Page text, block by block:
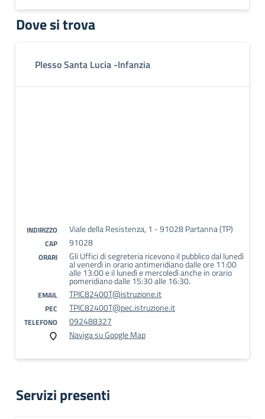
Dove si trova
Plesso Santa Lucia -Infanzia
INDIRIZZO Viale della Resistenza, 1 - 91028 Partanna (TP)
CAP 91028
ORARI Gli Uffici di segreteria ricevono il pubblico dal lunedì
al venerdì in orario antimeridiano dalle ore 11:00
alle 13:00 e il lunedì e mercoledì anche in orario
pomeridiano dalle 15:30 alle 16:30.
EMAIL TPIC82400T@istruzione.it
PEC TPIC82400T@pec.istruzione.it
TELEFONO
092488327
Naviga su Google Map
Servizi presenti